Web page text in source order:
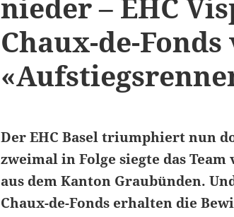
Chaux-de-
Der EHC Basel triumphiert nun
zweimal in Folge siegte das
aus dem Kanton Graubünden.
Chaux-de-Fonds erhalten die